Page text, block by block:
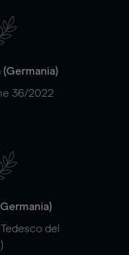
36/2022
dei